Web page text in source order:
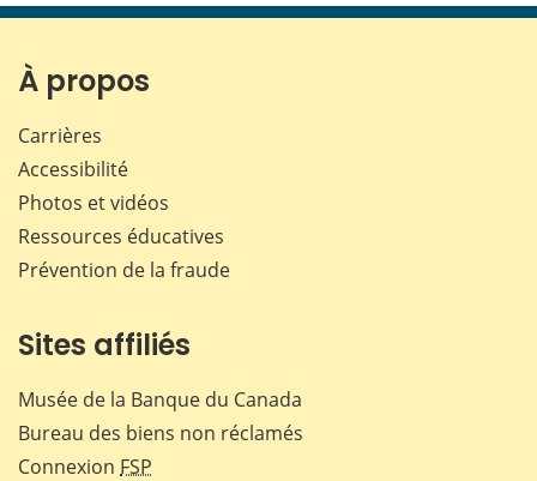
page page page page
À propos
Carrières
Accessibilité
Photos et vidéos
Ressources éducatives
Prévention de la fraude
Sites affiliés
Musée de la Banque du Canada
Bureau des biens non réclamés
Connexion FSP